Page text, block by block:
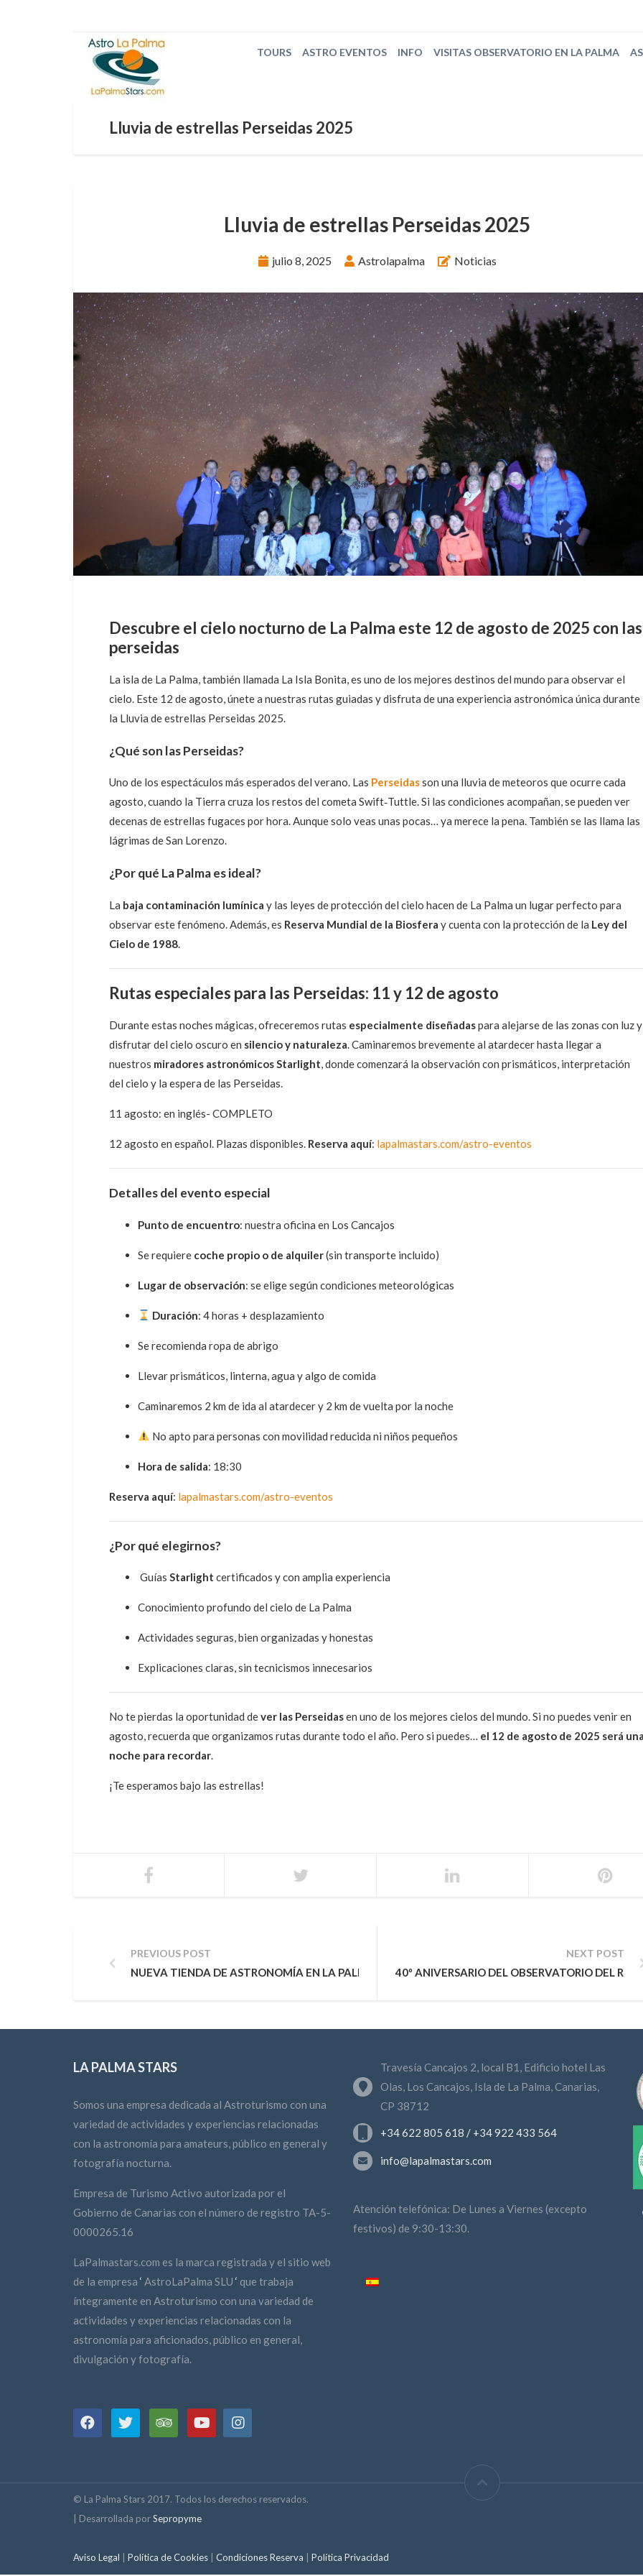
TOURS ASTRO EVENTOS INFO VISITAS OBSERVATORIO EN LA PALMA
Lluvia de estrellas Perseidas 2025
Lluvia de estrellas Perseidas 2025
julio 8, 2025 Astrolapalma Noticias
Descubre el cielo nocturno de La Palma este 12 de agosto de 2025 con las
perseidas
La isla de La Palma, también llamada La Isla Bonita, es uno de los mejores destinos del mundo para observar el
cielo. Este 12 de agosto, únete a nuestras rutas guiadas y disfruta de una experiencia astronómica única durante
la Lluvia de estrellas Perseidas 2025.
¿Qué son las Perseidas?
Uno de los espectáculos más esperados del verano. Las Perseidasson una lluvia de meteoros que ocurre cada
agosto, cuando la Tierra cruza los restos del cometa Swift‑Tuttle. Si las condiciones acompañan, se pueden ver
decenas de estrellas fugaces por hora. Aunque solo veas unas pocas… ya merece la pena. También se las llama las
lágrimas de San Lorenzo.
¿Por qué La Palma es ideal?
La baja contaminación lumínica y las leyes de protección del cielo hacen de La Palma un lugar perfecto para
observar este fenómeno. Además, es Reserva Mundial de la Biosfera y cuenta con la protección de la Ley del
Cielo de 1988
Rutas especiales para las Perseidas: 11 y 12 de agosto
Durante estas noches mágicas, ofreceremos rutas especialmente diseñadaspara alejarse de las zonas con luz y
disfrutar del cielo oscuro en silencio y naturaleza. Caminaremos brevemente al atardecer hasta llegar a
nuestros miradores astronómicos Starlight, donde comenzará la observación con prismáticos, interpretación
del cielo y la espera de las Perseidas.
11 agosto: en inglés- COMPLETO
12 agosto en español. Plazas disponibles. Reserva aquí: lapalmastars.com/astro-eventos
Detalles del evento especial
Punto de encuentro: nuestra oficina en Los Cancajos
Se requiere coche propio o de alquiler(sin transporte incluido)
Lugar de observación: se elige según condiciones meteorológicas
Duración: 4 horas + desplazamiento
Se recomienda ropa de abrigo
Llevar prismáticos, linterna, agua y algo de comida
Caminaremos 2 km de ida al atardecer y 2 km de vuelta por la noche
No apto para personas con movilidad reducida ni niños pequeños
Hora de salida: 18:30
Reserva aquí: lapalmastars.com/astro-eventos
¿Por qué elegirnos?
‍ Guías Starlight certificados y con amplia experiencia
Conocimiento profundo del cielo de La Palma
Actividades seguras, bien organizadas y honestas
Explicaciones claras, sin tecnicismos innecesarios
No te pierdas la oportunidad dever las Perseidasen uno de los mejores cielos del mundo. Si no puedes venir en
agosto, recuerda que organizamos rutas durante todo el año. Pero si puedes… el 12 de agosto de 2025 será
noche para recordar.
¡Te esperamos bajo las estrellas!
PREVIOUS POST
NUEVA TIENDA DE ASTRONOMÍA EN LA PALMA
NEXT POST
40º ANIVERSARIO DEL OBSERVATORIO DEL
LA PALMA STARS
Somos una empresa dedicada al Astroturismo con una
variedad de actividades y experiencias relacionadas
con la astronomía para amateurs, público en general y
fotografía nocturna.
Empresa de Turismo Activo autorizada por el
Gobierno de Canarias con el número de registro TA-5-
0000265.16
LaPalmastars.com es la marca registrada y el sitio web
de la empresa ‘ AstroLaPalma SLU ‘ que trabaja
íntegramente en Astroturismo con una variedad de
actividades y experiencias relacionadas con la
astronomía para aficionados, público en general,
divulgación y fotografía.
Travesía Cancajos 2, local B1, Edificio hotel Las
Olas, Los Cancajos, Isla de La Palma, Canarias,
CP 38712
+34 622 805 618 / +34 922 433 564
info@lapalmastars.com
Atención telefónica: De Lunes a Viernes (excepto
festivos) de 9:30-13:30.
© La Palma Stars 2017. Todos los derechos reservados.
| Desarrollada porSepropyme
Aviso Legal Política de Cookies Condiciones Reserva Política Privacidad